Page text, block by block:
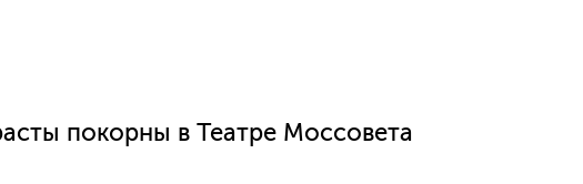
покорны в Театре Моссовета